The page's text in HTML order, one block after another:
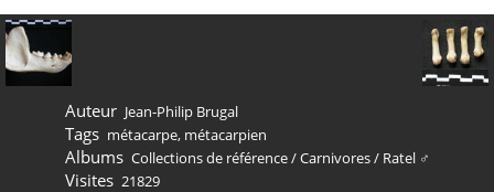
Auteur Jean-Philip Brugal
Tags métacarpe, métacarpien
Albums Collections de référence/Carnivores/ Ratel ♂
Visites 21829